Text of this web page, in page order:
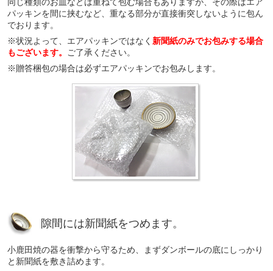
パッキンを間に挟むなど、重なる部分が直接衝突しないように包ん
でおります。
※状況よって、エアパッキンではなく 新聞紙のみでお包みする場合
もございます。
ご了承ください。
※贈答梱包の場合は必ずエアパッキンでお包みします。
隙間には新聞紙をつめます。
小鹿田焼の器を衝撃から守るため、まずダンボールの底にしっかり
と新聞紙を敷き詰めます。